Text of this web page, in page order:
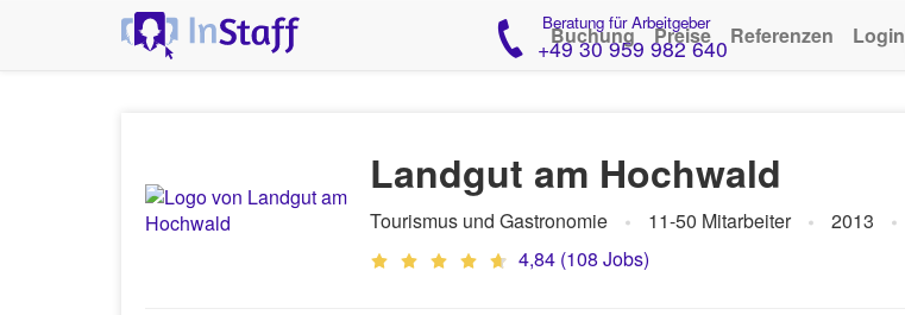
Beratung für Arbeitgeber
+49 30 959 982 640
Buchung Preise Referenzen Login
Landgut am Hochwald
Tourismus und Gastronomie 11-50 Mitarbeiter 2013
4,84 (108 Jobs)